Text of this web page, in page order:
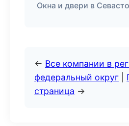
Окна и двери в
← Все компании в
федеральный округ
страница →